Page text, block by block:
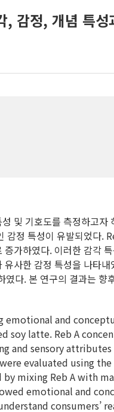
, 감정, 개념 특성
및 기호도를 측정하고
감정 특성이 유발되었
가하였다. 이러한 감각
한 감정 특성을 나타내었
다. 본 연구의 결과는 향
and
soy latte. Reb A
and sensory
evaluated using
by mixing Reb A with
emotional and
consumers’